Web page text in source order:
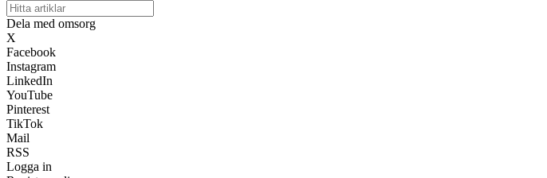
Dela med omsorg
X
Facebook
Instagram
LinkedIn
YouTube
Pinterest
TikTok
Mail
RSS
Logga in